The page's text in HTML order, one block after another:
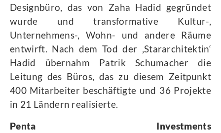
Designbüro, das von Zaha Hadid gegründet
wurde und transformative Kultur-,
Unternehmens-, Wohn- und andere Räume
entwirft. Nach dem Tod der ‚Stararchitektin‘
Hadid übernahm Patrik Schumacher die
Leitung des Büros, das zu diesem Zeitpunkt
400 Mitarbeiter beschäftigte und 36 Projekte
in 21 Ländern realisierte.
Penta Investments